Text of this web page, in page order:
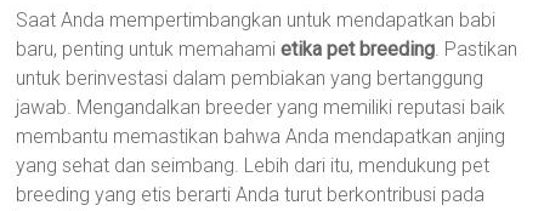
Saat Anda mempertimbangkan untuk mendapatkan babi
baru, penting untuk memahamietika pet breeding. Pastikan
untuk berinvestasi dalam pembiakan yang bertanggung
jawab. Mengandalkan breeder yang memiliki reputasi baik
membantu memastikan bahwa Anda mendapatkan anjing
yang sehat dan seimbang. Lebih dari itu, mendukung pet
breeding yang etis berarti Anda turut berkontribusi pada